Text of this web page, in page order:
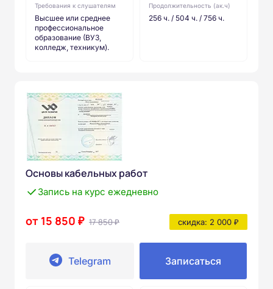
Требования к слушателям
Высшее или среднее
профессиональное
образование (ВУЗ,
колледж, техникум).
Продолжительность (ак.ч)
256 ч. / 504 ч. / 756 ч.
Основы кабельных работ
Запись на курс ежедневно
от 15 850 ₽ 17 850 ₽ скидка: 2 000 ₽
Telegram Записаться